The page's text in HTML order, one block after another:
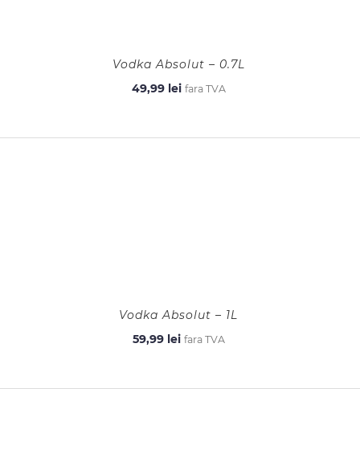
Vodka Absolut – 0.7L
49,99 lei fara TVA
Vodka Absolut – 1L
59,99 lei fara TVA